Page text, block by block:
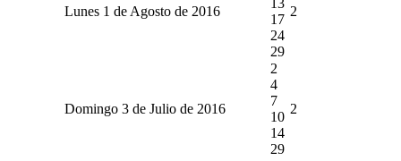
Lunes 1 de Agosto de 2016
17
24
29
2
Domingo 3 de Julio de 2016
2
4
7
10
14
29
2